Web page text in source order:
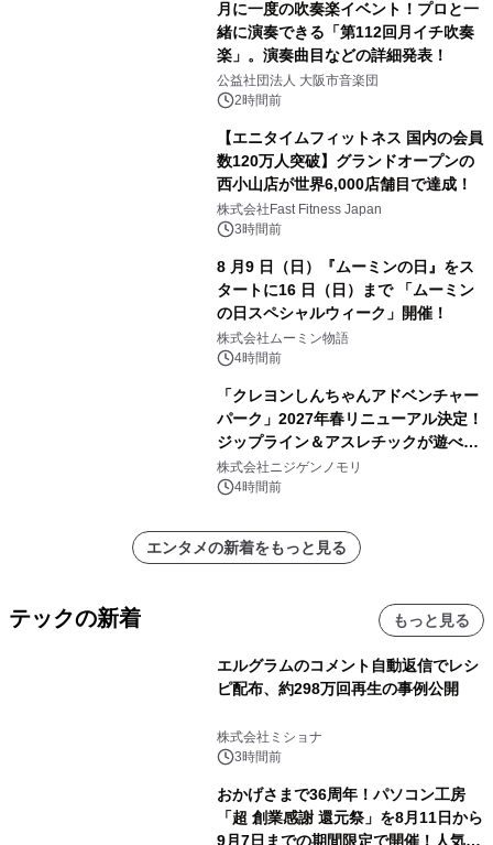
月に一度の吹奏楽イベント！プロと一
緒に演奏できる「第112回月イチ吹奏
楽」。演奏曲目などの詳細発表！
公益社団法人 大阪市音楽団
2時間前
【エニタイムフィットネス 国内の会員
数120万人突破】グランドオープンの
西小山店が世界6,000店舗目で達成！
株式会社Fast Fitness Japan
3時間前
8 月9 日（日）『ムーミンの日』をス
タートに16 日（日）まで 「ムーミン
の日スペシャルウィーク」開催！
株式会社ムーミン物語
4時間前
「クレヨンしんちゃんアドベンチャー
パーク」2027年春リニューアル決定！
ジップライン＆アスレチックが遊べる
のは今年が最後！ 「ラスト！ドキがム
ネムネ～大作戦！」始動
株式会社ニジゲンノモリ
4時間前
エンタメの新着をもっと見る
テックの新着 もっと見る
エルグラムのコメント自動返信でレシ
ピ配布、約298万回再生の事例公開
株式会社ミショナ
3時間前
おかげさまで36周年！パソコン工房
「超 創業感謝 還元祭」を8月11日から
9月7日までの期間限定で開催！人気の